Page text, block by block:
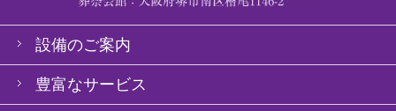
設備のご案内
豊富なサービス